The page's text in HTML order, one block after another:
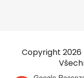
Copyright 2026